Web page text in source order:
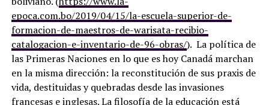
epoca.com.bo/2019/04/15/la-escuela-superior-de-
formacion-de-maestros-de-warisata-recibio-
catalogacion-e-inventario-de-96-obras/). La política de
las Primeras Naciones en lo que es hoy Canadá marchan
en la misma dirección: la reconstitución de sus praxis de
vida, destituidas y quebradas desde las invasiones
francesas e inglesas. La filosofía de la educación está